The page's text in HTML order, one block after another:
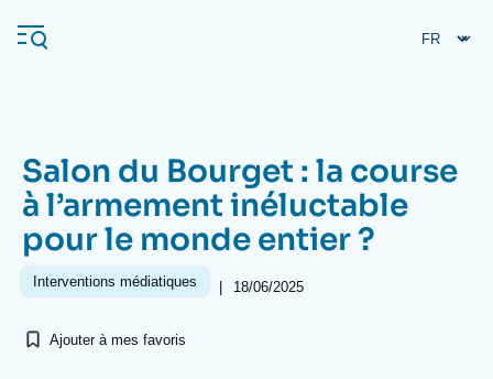
au
contenu
Navigation
principale
L'Ifri
À propos de l'Ifri
Salon du Bourget : la course
à l’armement inéluctable
pour le monde entier ?
Interventions médiatiques | 18/06/2025
Ajouter à mes favoris